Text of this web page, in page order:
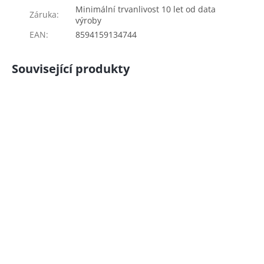
Záruka:
Minimální trvanlivost 10 let od data
výroby
EAN: 8594159134744
Související produkty